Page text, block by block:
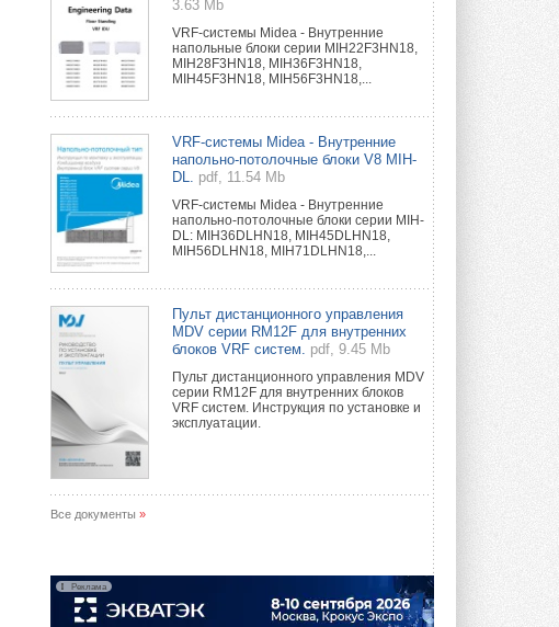
3.63 Mb
VRF-системы Midea - Внутренние
напольные блоки серии MIH22F3HN18,
MIH28F3HN18, MIH36F3HN18,
MIH45F3HN18, MIH56F3HN18,...
VRF-системы Midea - Внутренние
напольно-потолочные блоки V8 MIH-
DL.
pdf, 11.54 Mb
VRF-системы Midea - Внутренние
напольно-потолочные блоки серии MIH-
DL: MIH36DLHN18, MIH45DLHN18,
MIH56DLHN18, MIH71DLHN18,...
Пульт дистанционного управления
MDV серии RM12F для внутренних
блоков VRF систем.
pdf, 9.45 Mb
Пульт дистанционного управления MDV
серии RM12F для внутренних блоков
VRF систем. Инструкция по установке и
эксплуатации.
Все документы »
Реклама